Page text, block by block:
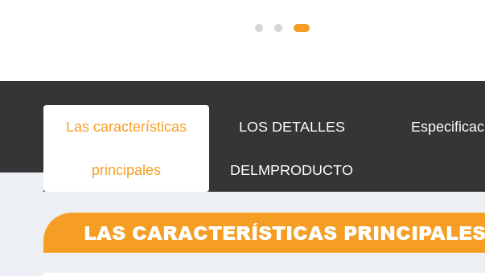
Las características
principales
LOS DETALLES
DELMPRODUCTO
LAS CARACTERÍSTICAS PRINCIPALES